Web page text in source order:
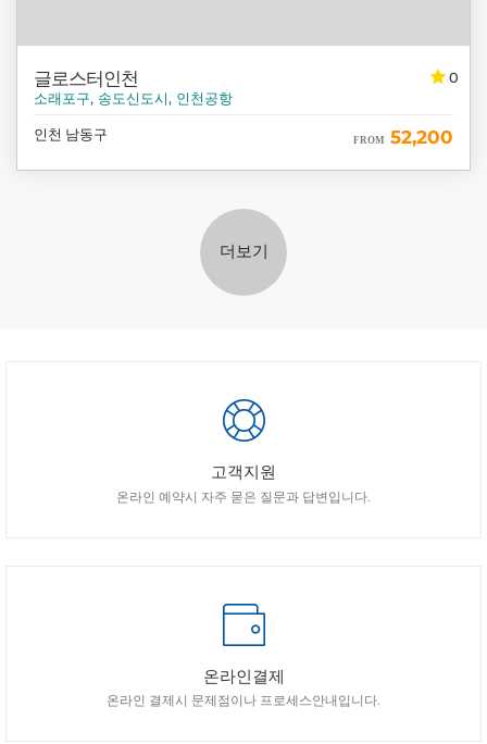
0
글로스터인천
소래포구, 송도신도시, 인천공항
인천 남동구 FROM 52,200
더보기
고객지원
온라인 예약시 자주 묻은 질문과 답변입니다.
온라인결제
온라인 결제시 문제점이나 프로세스안내입니다.